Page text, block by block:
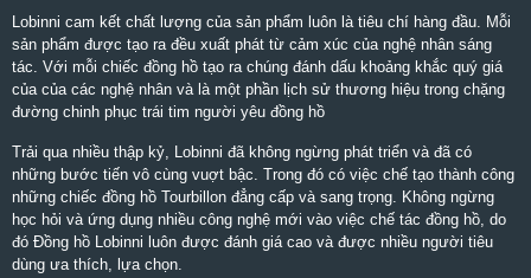
Lobinni cam kết chất lượng của sản phẩm luôn là tiêu chí hàng đầu. Mỗi
sản phẩm được tạo ra đều xuất phát từ cảm xúc của nghệ nhân sáng
tác. Với mỗi chiếc đồng hồ tạo ra chúng đánh dấu khoảng khắc quý giá
của của các nghệ nhân và là một phần lịch sử thương hiệu trong chặng
đường chinh phục trái tim người yêu đồng hồ
Trải qua nhiều thập kỷ, Lobinni đã không ngừng phát triển và đã có
những bước tiến vô cùng vuợt bậc. Trong đó có việc chế tạo thành công
những chiếc đồng hồ Tourbillon đẳng cấp và sang trọng. Không ngừng
học hỏi và ứng dụng nhiều công nghệ mới vào việc chế tác đồng hồ, do
đó Đồng hồ Lobinni luôn được đánh giá cao và được nhiều người tiêu
dùng ưa thích, lựa chọn.